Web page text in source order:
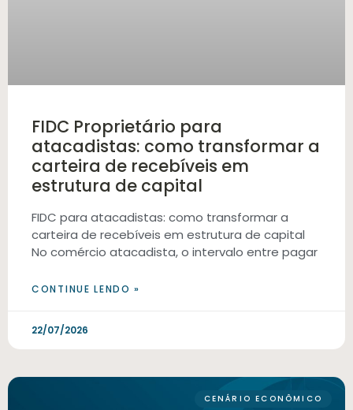
FIDC Proprietário para
atacadistas: como transformar a
carteira de recebíveis em
estrutura de capital
FIDC para atacadistas: como transformar a
carteira de recebíveis em estrutura de capital
No comércio atacadista, o intervalo entre pagar
CONTINUE LENDO »
22/07/2026
CENÁRIO ECONÔMICO